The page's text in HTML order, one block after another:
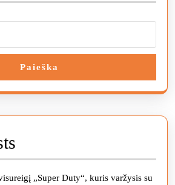
Paieška
„Super Duty“, kuris varžysis su